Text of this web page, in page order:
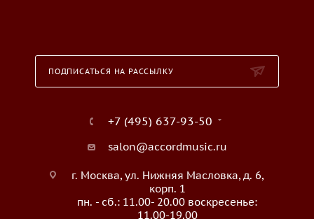
ПОДПИСАТЬСЯ НА РАССЫЛКУ
+7 (495) 637-93-50
salon@accordmusic.ru
г. Москва, ул. Нижняя Масловка, д. 6,
корп. 1
пн. - сб.: 11.00- 20.00 воскресенье:
11.00-19.00